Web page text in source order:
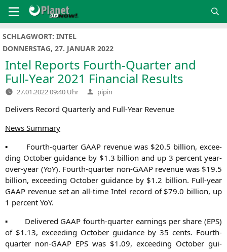
Inhalt
springen
SCHLAGWORT: INTEL
DONNERSTAG, 27. JANUAR 2022
Intel Reports Fourth-Quarter and
Full-Year 2021 Financial Results
27.01.2022 09:40 Uhr Verfasst
von
pipin
Deli­vers Record Quar­ter­ly and Full-Year Revenue
News Sum­ma­ry
▪ Fourth-quar­ter GAAPreve­nue was $20.5 bil­li­on, excee­
ding Octo­ber gui­dance by $1.3 bil­li­on and up 3 per­cent year-
over-year (YoY). Fourth-quar­ter non-GAAP reve­nue was $19.5
bil­li­on, excee­ding Octo­ber gui­dance by $1.2 bil­li­on. Full-year
GAAP reve­nue set an all-time Intel record of $79.0 bil­li­on, up
1 per­cent YoY.
▪ Deli­ver­ed GAAP fourth-quar­ter ear­nings per share (EPS)
of $1.13, excee­ding Octo­ber gui­dance by 35 cents. Fourth-
quar­ter non-GAAP EPS was $1.09, excee­ding Octo­ber gui­